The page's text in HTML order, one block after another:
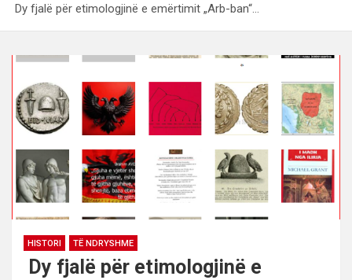
Dy fjalë për etimologjinë e emërtimit „Arb-ban“…
HISTORI TË NDRYSHME
Dy fjalë për etimologjinë e